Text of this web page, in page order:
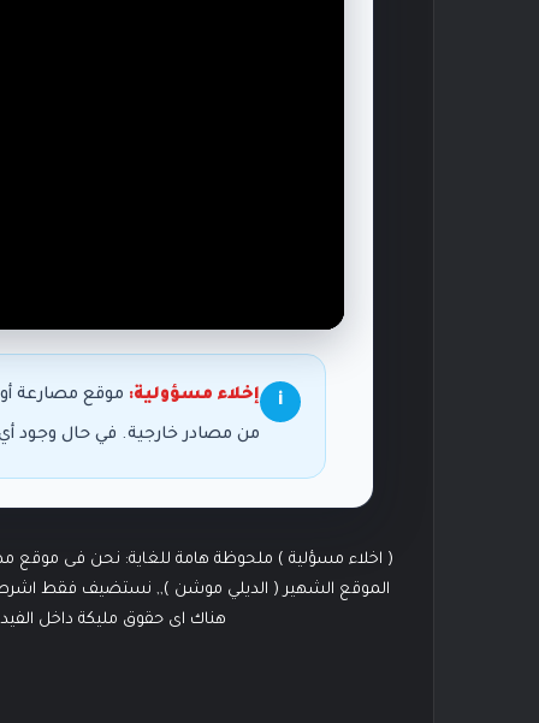
i إخلاء مسؤولية: موقع مصارعة
من مصادر خارجية. في حال وجود
( اخلاء مسؤلية ) ملحوظة هامة للغاية: نحن فى موقع
الموقع الشهير ( الديلي موشن ),, نستضيف فقط اشرطة
هناك اى حقوق مليكة داخل